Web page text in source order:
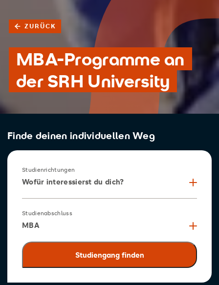
ZURÜCK
MBA-Programme an
der SRH University
Finde deinen individuellen Weg
Studienrichtungen
Wofür interessierst du dich?
Studienabschluss
MBA